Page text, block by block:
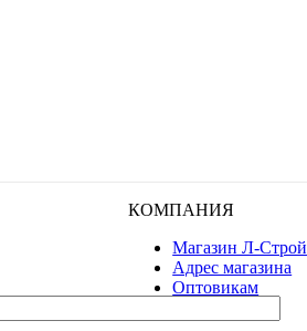
КОМПАНИЯ
Магазин Л-Строй
Адрес магазина
Оптовикам